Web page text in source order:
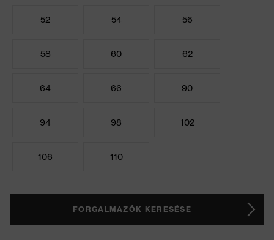
52 54 56
58 60 62
64 66 90
94 98 102
106 110
FORGALMAZÓK KERESÉSE